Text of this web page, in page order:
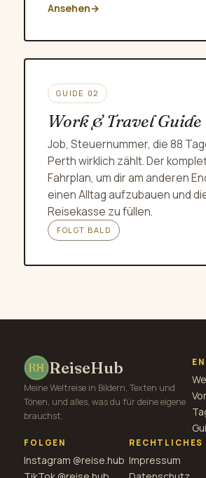
Ansehen→
GUIDE 02
Work & Travel Guide
Job, Steuernummer, die 88
Perth wirklich zählt. Der
Fahrplan, um dir am anderen
einen Alltag aufzubauen und
Reisekasse zu füllen.
FOLGT BALD
ReiseHub
Meine Weltreise in Bildern, Texten und
Tönen, und alles, was du für deine eigene
brauchst.
FOLGEN
Instagram @reise.hub
RECHTLICHES
Impressum